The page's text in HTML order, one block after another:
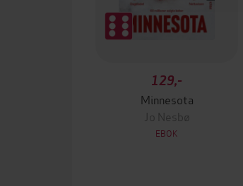
129,-
Minnesota
Jo Nesbø
EBOK